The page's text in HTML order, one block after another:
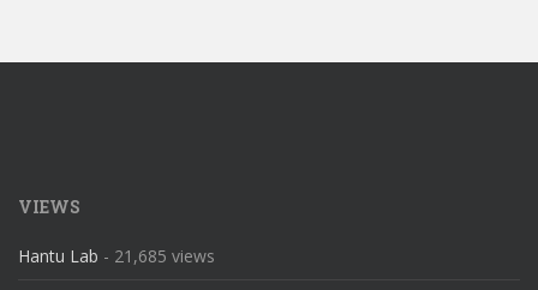
VIEWS
Hantu Lab - 21,685 views